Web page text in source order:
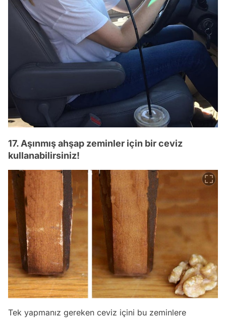
17. Aşınmış ahşap zeminler için bir ceviz
kullanabilirsiniz!
Tek yapmanız gereken ceviz içini bu zeminlere